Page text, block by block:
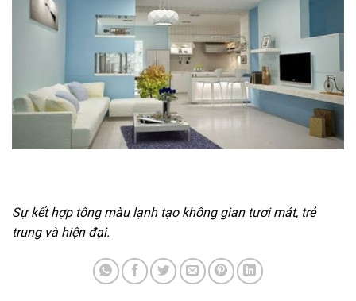
Sự kết hợp tông màu lạnh tạo không gian tươi mát, trẻ
trung và hiện đại.